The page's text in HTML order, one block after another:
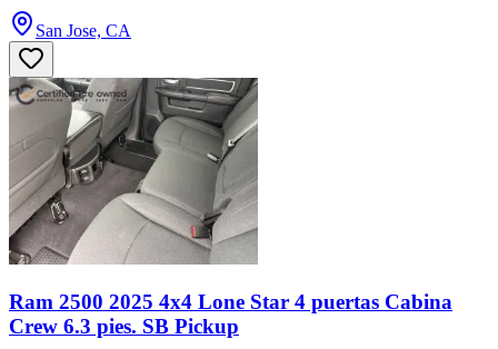
San Jose, CA
Ram 2500 2025 4x4 Lone Star 4 puertas Cabina
Crew 6.3 pies. SB Pickup